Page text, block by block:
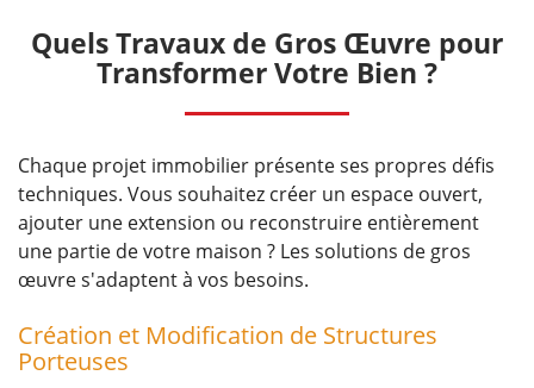
Quels Travaux de Gros Œuvre pour
Transformer Votre Bien ?
Chaque projet immobilier présente ses propres défis
techniques. Vous souhaitez créer un espace ouvert,
ajouter une extension ou reconstruire entièrement
une partie de votre maison ? Les solutions de gros
œuvre s'adaptent à vos besoins.
Création et Modification de Structures
Porteuses